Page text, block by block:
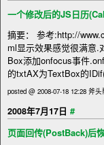
一个修改后的JS日历
摘要： 参考:http://
ml显示效果感觉很满意.
Box添加onfocus事件
的txtAX为TextBox的
posted @ 2008-07-18 12:28 斧
2008年7月17日 #
页面回传(PostBack)后